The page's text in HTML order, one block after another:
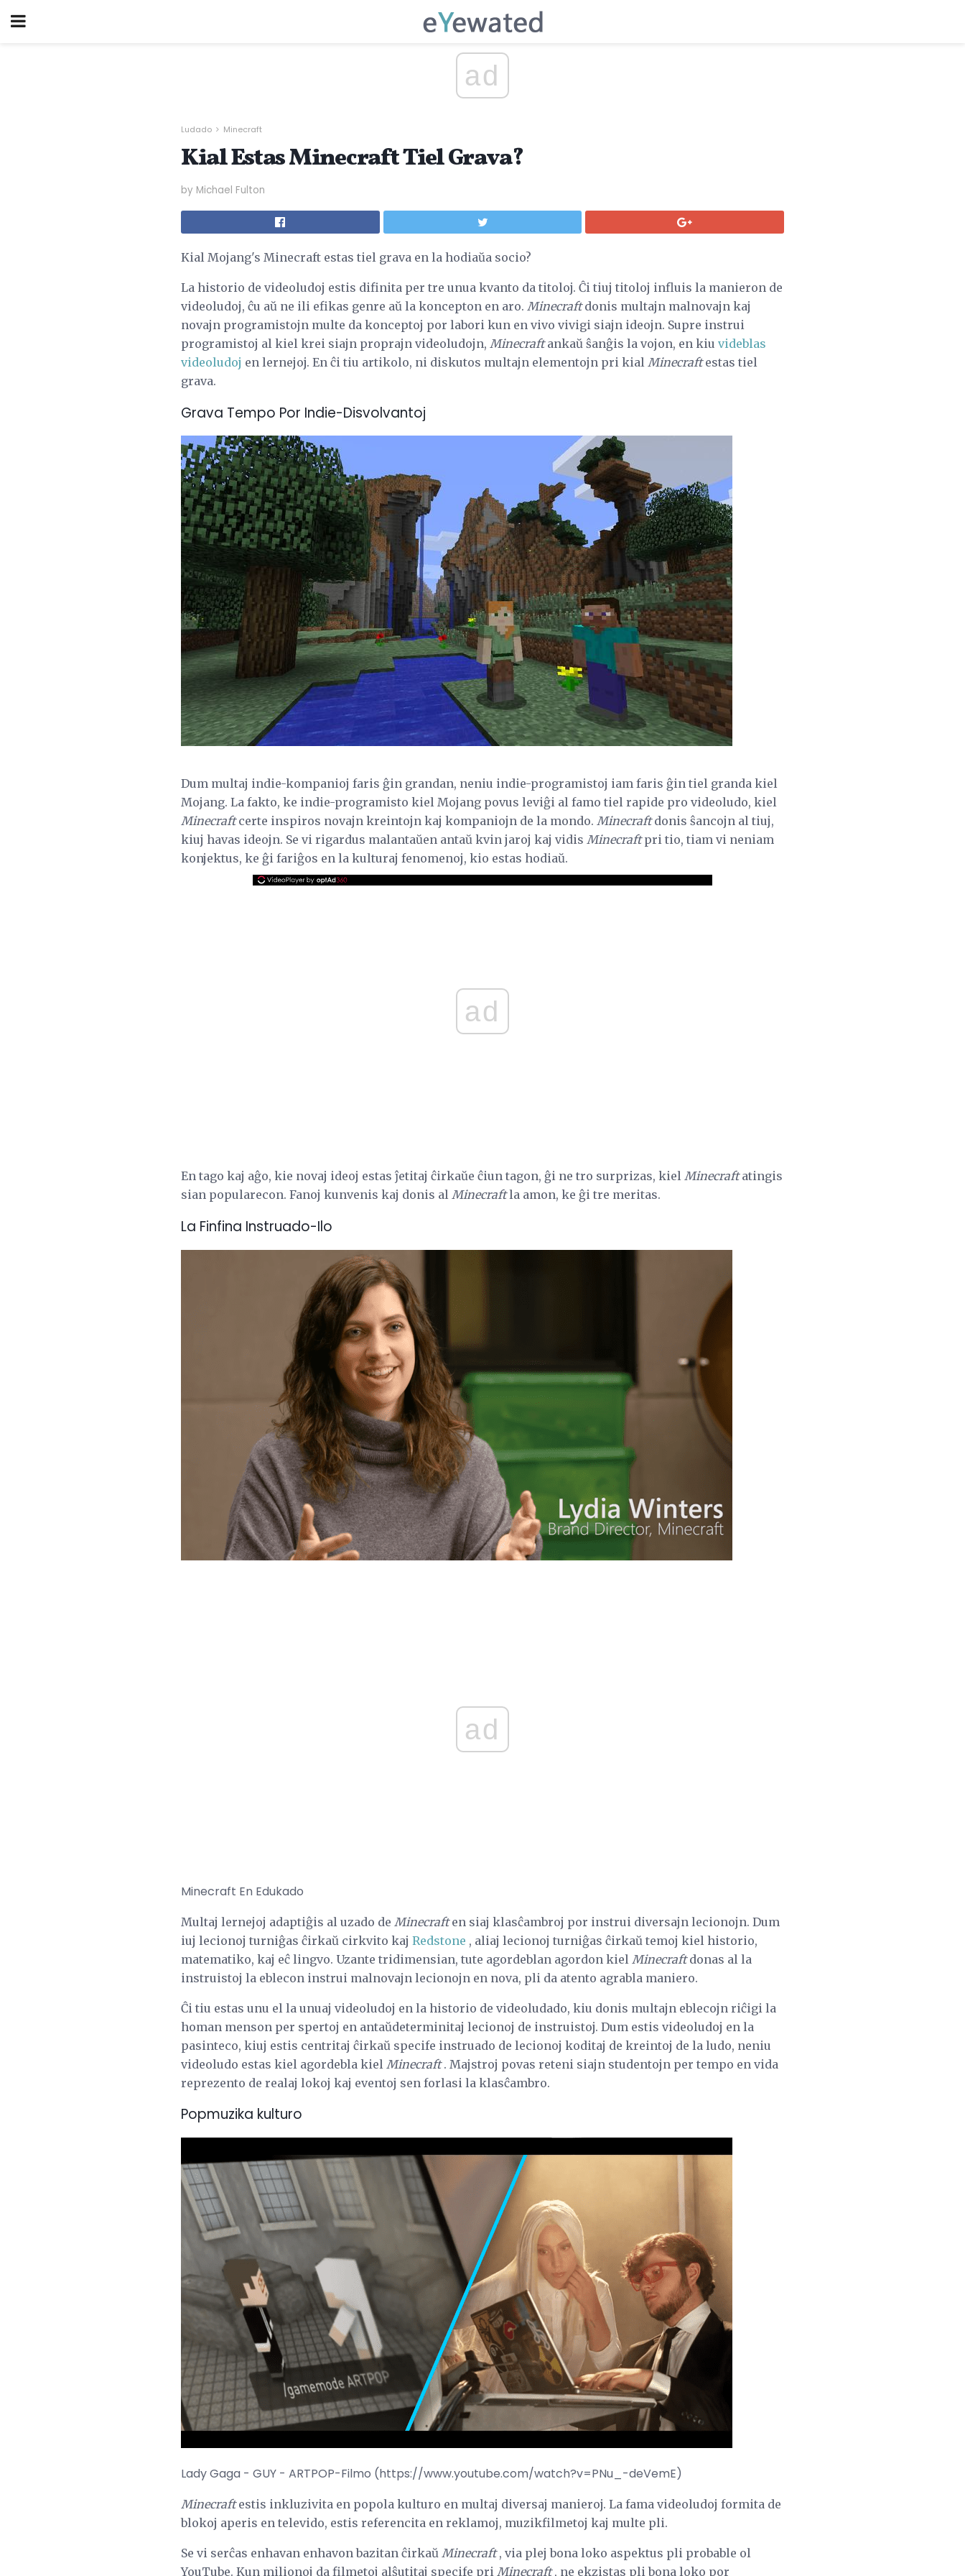
ad
Ludado Minecraft
Kial Estas Minecraft Tiel Grava?
by Michael Fulton
Kial Mojang's Minecraft estas tiel grava en la hodiaŭa socio?
La historio de videoludoj estis difinita per tre unua kvanto da titoloj. Ĉi tiuj titoloj influis la manieron de
videoludoj, ĉu aŭ ne ili efikas genre aŭ la koncepton en aro. Minecraftdonis multajn malnovajn kaj
novajn programistojn multe da konceptoj por labori kun en vivo vivigi siajn ideojn. Supre instrui
programistoj al kiel krei siajn proprajn videoludojn, Minecraftankaŭ ŝanĝis la vojon, en kiu videblas
videoludoj en lernejoj. En ĉi tiu artikolo, ni diskutos multajn elementojn pri kial Minecraftestas tiel
grava.
Grava Tempo Por Indie-Disvolvantoj
Dum multaj indie-kompanioj faris ĝin grandan, neniu indie-programistoj iam faris ĝin tiel granda kiel
Mojang. La fakto, ke indie-programisto kiel Mojang povus leviĝi al famo tiel rapide pro videoludo, kiel
Minecraftcerte inspiros novajn kreintojn kaj kompaniojn de la mondo. Minecraftdonis ŝancojn al tiuj,
kiuj havas ideojn. Se vi rigardus malantaŭen antaŭ kvin jaroj kaj vidis Minecraftpri tio, tiam vi neniam
konjektus, ke ĝi fariĝos en la kulturaj fenomenoj, kio estas hodiaŭ.
ad
En tago kaj aĝo, kie novaj ideoj estas ĵetitaj ĉirkaŭe ĉiun tagon, ĝi ne tro surprizas, kiel Minecraftatingis
sian popularecon. Fanoj kunvenis kaj donis al Minecraftla amon, ke ĝi tre meritas.
La Finfina Instruado-Ilo
ad
Minecraft En Edukado
Multaj lernejoj adaptiĝis al uzado de Minecraften siaj klasĉambroj por instrui diversajn lecionojn. Dum
iuj lecionoj turniĝas ĉirkaŭ cirkvito kaj Redstone , aliaj lecionoj turniĝas ĉirkaŭ temoj kiel historio,
matematiko, kaj eĉ lingvo. Uzante tridimensian, tute agordeblan agordon kiel Minecraftdonas al la
instruistoj la eblecon instrui malnovajn lecionojn en nova, pli da atento agrabla maniero.
Ĉi tiu estas unu el la unuaj videoludoj en la historio de videoludado, kiu donis multajn eblecojn riĉigi la
homan menson per spertoj en antaŭdeterminitaj lecionoj de instruistoj. Dum estis videoludoj en la
pasinteco, kiuj estis centritaj ĉirkaŭ specife instruado de lecionoj koditaj de kreintoj de la ludo, neniu
videoludo estas kiel agordebla kiel Minecraft. Majstroj povas reteni siajn studentojn per tempo en vida
reprezento de realaj lokoj kaj eventoj sen forlasi la klasĉambro.
Popmuzika kulturo
Lady Gaga - GUY - ARTPOP-Filmo (https://www.youtube.com/watch?v=PNu_-deVemE)
Minecraftestis inkluzivita en popola kulturo en multaj diversaj manieroj. La fama videoludoj formita de
blokoj aperis en televido, estis referencita en reklamoj, muzikfilmetoj kaj multe pli.
Se vi serĉas enhavan enhavon bazitan ĉirkaŭ Minecraft, via plej bona loko aspektus pli probable ol
YouTube. Kun milionoj da filmetoj alŝutitaj specife pri Minecraft, ne ekzistas pli bona loko por